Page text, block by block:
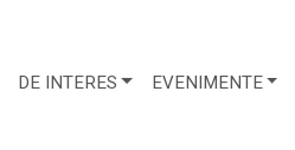
DE INTERES EVENIMENTE